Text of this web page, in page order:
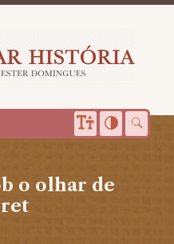
o olhar de